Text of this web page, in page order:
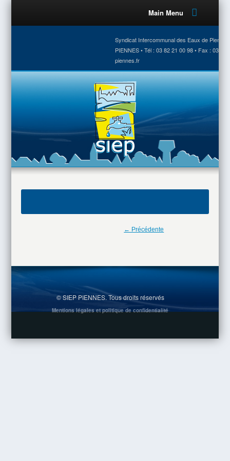
Main Menu
Syndicat Intercommunal des Eaux de
PIENNES • Tél : 03 82 21 00 98 • Fax : 03
piennes.fr
← Précédente
© SIEP PIENNES. Tous droits réservés
Mentions légales et politique de confidentialité